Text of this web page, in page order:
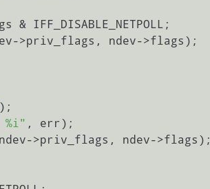
>priv_flags, ndev->flags);
);
%i" , err);
>priv_flags, ndev->flags);